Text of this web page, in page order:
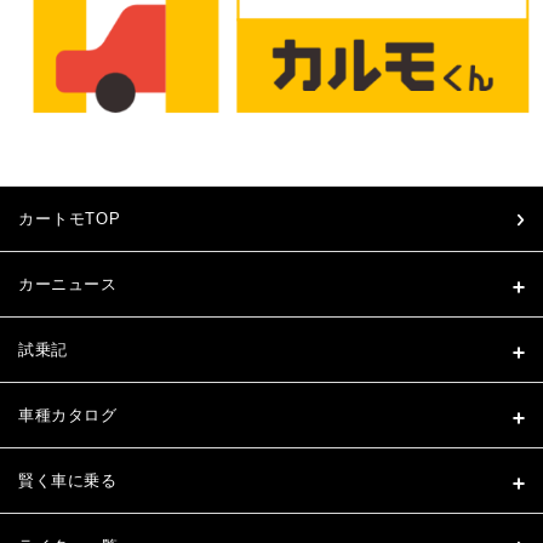
カートモTOP
カーニュース
試乗記
車種カタログ
賢く車に乗る